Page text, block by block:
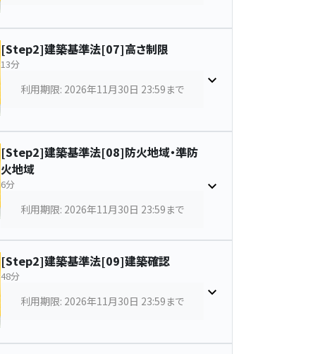
[Step2]建築基準法[07]高さ制限
13分
利用期限: 2026年11月30日 23:59まで
[Step2]建築基準法[08]防火地域・準防
火地域
6分
利用期限: 2026年11月30日 23:59まで
[Step2]建築基準法[09]建築確認
48分
利用期限: 2026年11月30日 23:59まで